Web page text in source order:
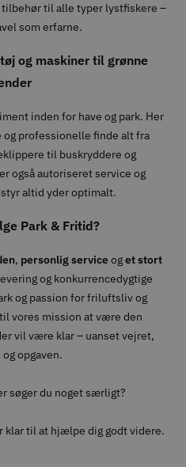
til alle typer lystfiskere –
som erfarne.
og maskiner til grønne
inden for have og park. Her
og professionelle finde alt fra
til buskryddere og
også autoriseret service og
altid yder optimalt.
Park & Fritid?
, personlig serviceoget stort
og konkurrencedygtige
og passion for friluftsliv og
vores mission at være den
vil være klar – uanset vejret,
opgaven.
søger du noget særligt?
klar til at hjælpe dig godt videre.